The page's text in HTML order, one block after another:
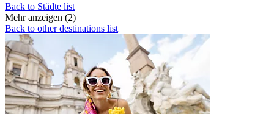
Back to Städte list
Mehr anzeigen (2)
Back to other destinations list